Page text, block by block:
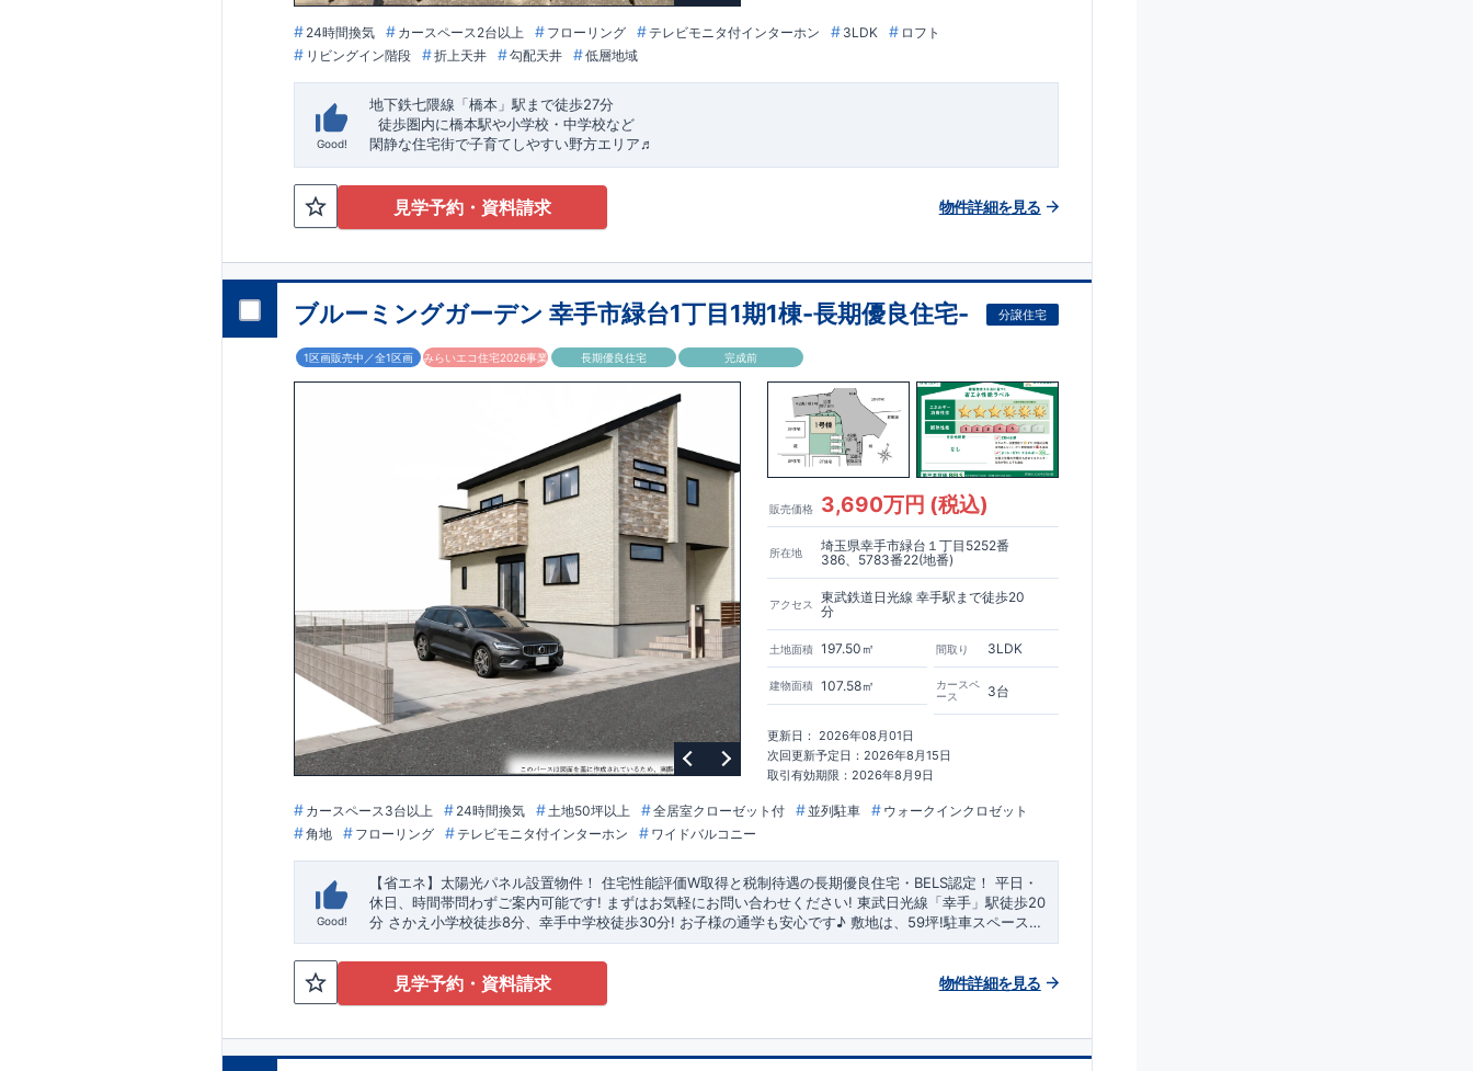
24時間換気 カースペース2台以上 フローリング テレビモニタ付インターホン 3LDK
ロフト
リビングイン階段
折上天井 勾配天井 低層地域
Good!
地下鉄七隈線 「橋本」駅まで徒歩27分
​ ​徒歩圏内に橋本駅や小学校・中学校など
閑静な住宅街で子育てしやすい野方エリア♬
★★★物件のおすすめポイント★★★
1号棟：3LDK＋ロフト＋カースペース2台
2026事業 、対象物件！！
こだわりの設備仕様
・キッチンには便利な床下収納
・リビングには全体が見渡せる対面キッチン
・お風呂場には
浴室暖房換気乾燥機完備
周辺環境
【教育施設】
・野方保育園…約948 ～ 1,300 m（徒歩12～ 16分）
・中村学園大学付属壱岐幼稚園…約841 ～ 1,000 m（徒歩11～ 13分）
・壱岐南小学校…約1,085 ～ 1,200m （徒歩14～ 16分）
・壱岐丘中学校…約945 ～ 1,400 m（徒歩12～ 19分）
・野口青果…約834 ～ 1,200 m（徒歩11～ 16分）
・マルキョウ野方店…約1,450 ～ 1,800m （徒歩19～ 23分）
・ローソン野方六丁目店…約1,011 ～ 1,100m （徒歩13～ 14分）
・ドラッグイレブン野方店…約1,213 ～ 1,400m （徒歩16～ 19分） ・​木の葉モール橋本…約1,778 ～
2,100m （徒歩23～ 28分）
【その他施設】 ・​福岡生松台郵便局…約729 ～ 1,300 m（徒歩10～ 20分）
・西日本シティ銀行野方支店…約1,395 ～ 1,600m （徒歩18～ 21分）
・村上華林堂病院…約1,180 ～ 1,500m （徒歩15～ 20分）
・野方塚原公園…約34 ～ 1 6 0 m（ 徒歩1 ～ 2 分）
東栄住宅の家づくりへのこだわり
■ 住宅性能評価ダブル取得
■ 『BELS』一次エネルギー消費量等級6取得
■
耐震等級3（地震に強い）
■断熱性能と省エネ
■全棟自社一貫体制
■充実のアフターサポート
※クリックで各詳細ページに移動します♪
★★★現地案内ご予約受付中★★★
TEL092-739-1388東栄住宅 福岡営業所まで
営業時間 9時30分～18時30分
見学予約・資料請求 物件詳細を見る
ブルーミングガーデン 幸手市緑台1丁目1期1棟-長期優良住宅- 分譲住宅
1区画販売中／全1区画 みらいエコ住宅2026事業 長期優良住宅 完成前
販売価格 3,690万円 (税込)
所在地
埼玉県幸手市緑台１丁目5252番
386、5783番22(地番)
アクセス
東武鉄道日光線 幸手駅まで徒歩20
分
土地面積 197.50㎡
建物面積 107.58㎡
間取り 3LDK
カースペ
ース
3台
更新日： 2026年08月01日
次回更新予定日：2026年8月15日
取引有効期限：2026年8月9日
カースペース3台以上 24時間換気 土地50坪以上 全居室クローゼット付 並列駐車
ウォークインクロゼット
角地
フローリング テレビモニタ付インターホン ワイドバルコニー
Good!
【省エネ】太陽光パネル設置物件！ 住宅性能評価W取得と税制待遇の長期優良住宅・BELS認定！ 平日・
休日、時間帯問わずご案内可能です! まずはお気軽にお問い合わせください! 東武日光線「幸手」駅徒歩20
分 さかえ小学校徒歩8分、 幸手中学校徒歩30分! お子様の通学も安心です♪ 敷地は、 59坪!駐車スペースは
『並列3台』! 小学校、幼稚園、保育園、スーパー、コンビニ、病院、公園など徒歩15分以内 ◆収納も沢
山あります！​・小型自転車やベビーカーなど小物類まで玄関がスッキリ片付く
使う調理器具や備蓄品など保管に便利な
『ウォークインクロゼ
ット』 ・掃除機などが収納できる『リビング収納』
便利な『勝手口』 ・掃除に便利な『バルコニー水栓』 ・雨の日でも洗濯物が干せる『室内物干』 ・梅雨
時や花粉の時期のお洗濯も安心『浴室乾燥暖房機』
見学予約・資料請求 物件詳細を見る